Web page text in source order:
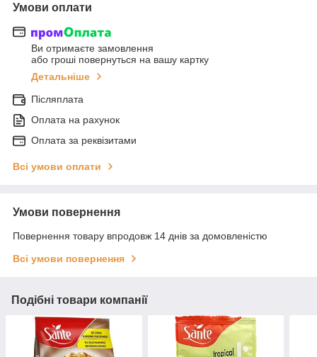
Умови оплати
Ви отримаєте замовлення
або гроші повернуться на вашу картку
Детальніше
Післяплата
Оплата на рахунок
Оплата за реквізитами
Всі умови оплати
Умови повернення
Повернення товару впродовж 14 днів за домовленістю
Всі умови повернення
Подібні товари компанії